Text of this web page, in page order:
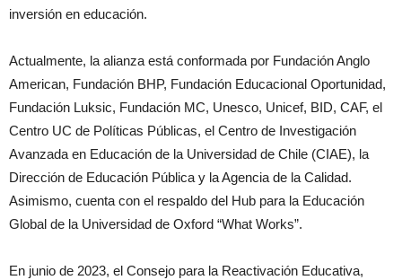
inversión en educación.
Actualmente, la alianza está conformada por Fundación Anglo
American, Fundación BHP, Fundación Educacional Oportunidad,
Fundación Luksic, Fundación MC, Unesco, Unicef, BID, CAF, el
Centro UC de Políticas Públicas, el Centro de Investigación
Avanzada en Educación de la Universidad de Chile (CIAE), la
Dirección de Educación Pública y la Agencia de la Calidad.
Asimismo, cuenta con el respaldo del Hub para la Educación
Global de la Universidad de Oxford “What Works”.
En junio de 2023, el Consejo para la Reactivación Educativa,